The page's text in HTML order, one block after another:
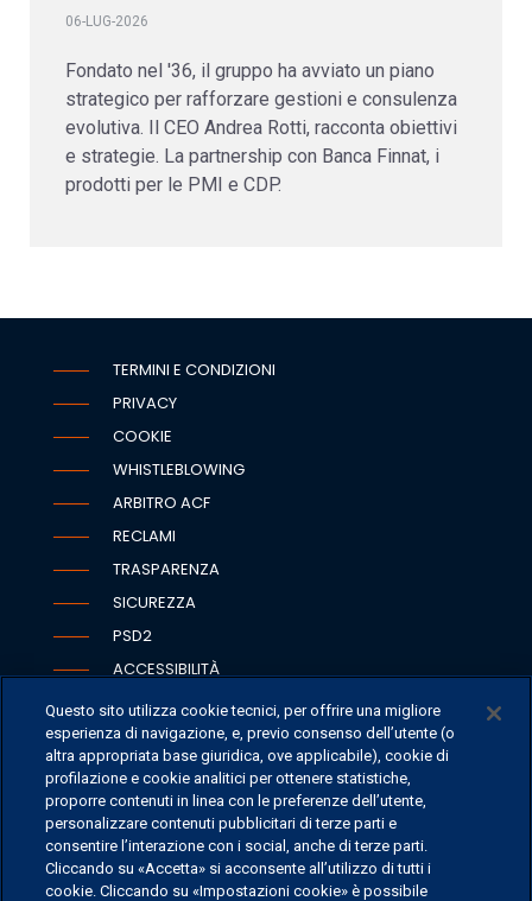
06-LUG-2026
Fondato nel '36, il gruppo ha avviato un piano
strategico per rafforzare gestioni e consulenza
evolutiva. Il CEO Andrea Rotti, racconta obiettivi
e strategie. La partnership con Banca Finnat, i
prodotti per le PMI e CDP.
TERMINI E CONDIZIONI
PRIVACY
COOKIE
WHISTLEBLOWING
ARBITRO ACF
RECLAMI
TRASPARENZA
SICUREZZA
PSD2
ACCESSIBILITÀ
SEDI
CONTATTI
CONTATTI PER I MEDIA
FAQ
Questo sito utilizza cookie tecnici, per offrire una migliore
esperienza di navigazione, e, previo consenso dell’utente (o
altra appropriata base giuridica, ove applicabile), cookie di
profilazione e cookie analitici per ottenere statistiche,
proporre contenuti in linea con le preferenze dell’utente,
personalizzare contenuti pubblicitari di terze parti e
consentire l’interazione con i social, anche di terze parti.
Cliccando su «Accetta» si acconsente all’utilizzo di tutti i
cookie. Cliccando su «Impostazioni cookie» è possibile